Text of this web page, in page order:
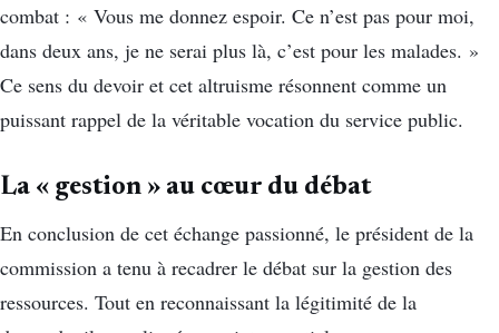
combat : « Vous me donnez espoir. Ce n’est pas pour moi,
dans deux ans, je ne serai plus là, c’est pour les malades. »
Ce sens du devoir et cet altruisme résonnent comme un
puissant rappel de la véritable vocation du service public.
La « gestion » au cœur du débat
En conclusion de cet échange passionné, le président de la
commission a tenu à recadrer le débat sur la gestion des
ressources. Tout en reconnaissant la légitimité de la